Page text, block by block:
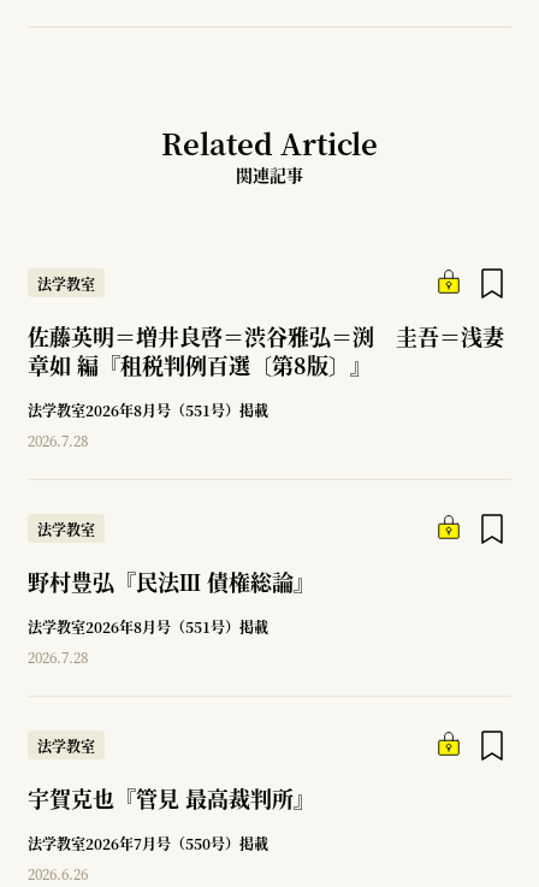
Related Article
関連記事
法学教室
佐藤英明＝増井良啓＝渋谷雅弘＝渕 圭吾＝浅妻
章如 編『租税判例百選〔第8版〕』
法学教室2026年8月号（551号）掲載
2026.7.28
法学教室
野村豊弘『民法Ⅲ 債権総論』
法学教室2026年8月号（551号）掲載
2026.7.28
法学教室
宇賀克也『管見 最高裁判所』
法学教室2026年7月号（550号）掲載
2026.6.26